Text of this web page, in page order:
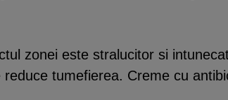
zonei este stralucitor si
tumefierea. Creme cu